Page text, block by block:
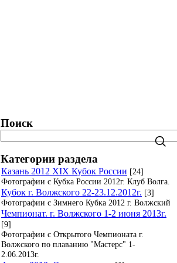
Поиск
Категории раздела
Казань 2012 XIX Кубок России [24]
Фотографии с Кубка России 2012г. Клуб Волга.
Кубок г. Волжского 22-23.12.2012г. [3]
Фотографии с Зимнего Кубка 2012 г. Волжский
Чемпионат. г. Волжского 1-2 июня 2013г.
[9]
Фотографии с Открытого Чемпионата г.
Волжского по плаванию "Мастерс" 1-
2.06.2013г.